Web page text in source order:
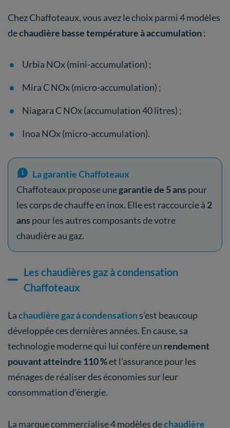
Chez Chaffoteaux, vous avez le choix parmi 4 modèles
dechaudière basse température à accumulation:
Urbia NOx (mini-accumulation) ;
Mira C NOx (micro-accumulation) ;
Niagara C NOx (accumulation 40 litres) ;
Inoa NOx (micro-accumulation).
La garantie Chaffoteaux
Chaffoteaux propose unegarantie de 5 ans pour
les corps de chauffe en inox. Elle est raccourcie à2
ans pour les autres composants de votre
chaudière au gaz.
Les chaudières gaz à condensation
Chaffoteaux
Lachaudière gaz à condensations’est beaucoup
développée ces dernières années. En cause, sa
technologie moderne qui lui confère un rendement
pouvant atteindre 110 %et l’assurance pour les
ménages de réaliser des économies sur leur
consommation d’énergie.
La marque commercialise 4 modèles dechaudière